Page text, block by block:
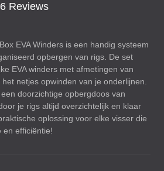
6 Reviews
EVAWinders is een handig systeem
opbergen van rigs. De set
EVAwinders met afmetingen van
netjes opwinden van je onderlijnen.
doorzichtige opbergdoos van
je rigs altijd overzichtelijk en klaar
oplossing voor elke visser die
en efficiëntie!